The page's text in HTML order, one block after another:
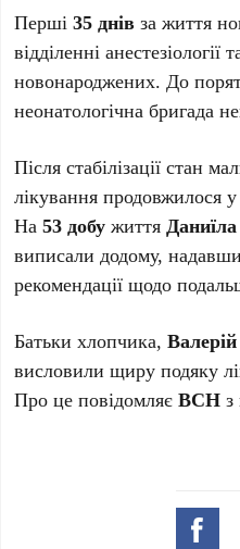
Перші35 днів за життя
відділенні анестезіології
новонароджених. До
неонатологічна бригада
Після стабілізації стан
лікування продовжилося у
На53 добу життяДаниїла
виписали додому,
рекомендації щодо
Батьки хлопчика,Валерій
висловили щиру подяку
Про це повідомляєВСН з